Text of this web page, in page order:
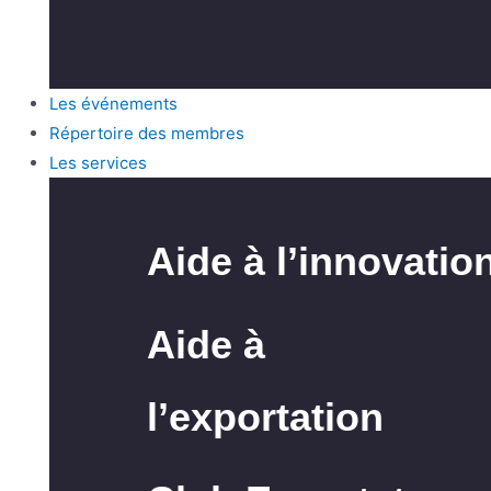
Les événements
Répertoire des membres
Les services
Aide à
Aide à
l’exportation